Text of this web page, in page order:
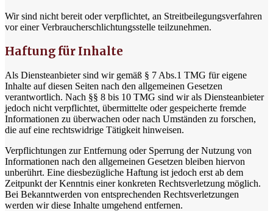
Wir sind nicht bereit oder verpflichtet, an Streitbeilegungsverfahren
vor einer Verbraucherschlichtungsstelle teilzunehmen.
Haftung für Inhalte
Als Diensteanbieter sind wir gemäß § 7 Abs.1 TMG für eigene
Inhalte auf diesen Seiten nach den allgemeinen Gesetzen
verantwortlich. Nach §§ 8 bis 10 TMG sind wir als Diensteanbieter
jedoch nicht verpflichtet, übermittelte oder gespeicherte fremde
Informationen zu überwachen oder nach Umständen zu forschen,
die auf eine rechtswidrige Tätigkeit hinweisen.
Verpflichtungen zur Entfernung oder Sperrung der Nutzung von
Informationen nach den allgemeinen Gesetzen bleiben hiervon
unberührt. Eine diesbezügliche Haftung ist jedoch erst ab dem
Zeitpunkt der Kenntnis einer konkreten Rechtsverletzung möglich.
Bei Bekanntwerden von entsprechenden Rechtsverletzungen
werden wir diese Inhalte umgehend entfernen.